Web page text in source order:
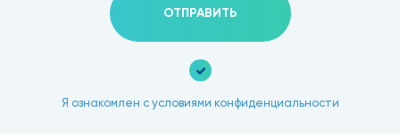
ОТПРАВИТЬ
Я ознакомлен с условиями конфиденциальности